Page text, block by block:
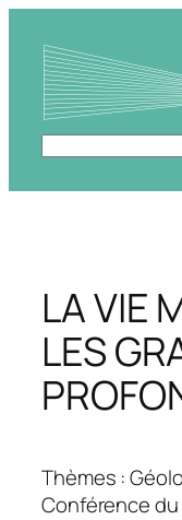
contenu
Rechercher
LA VIE
LES
Thèmes :
Conférence du